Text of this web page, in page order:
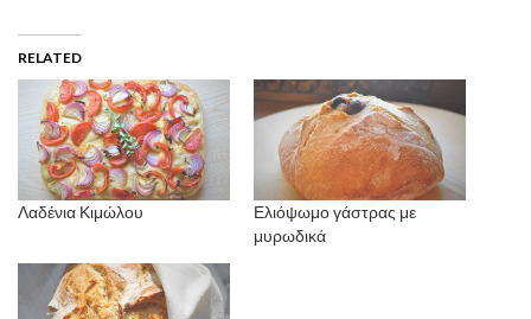
RELATED
Λαδένια Κιμώλου
Ελιόψωμο γάστρας με
μυρωδικά